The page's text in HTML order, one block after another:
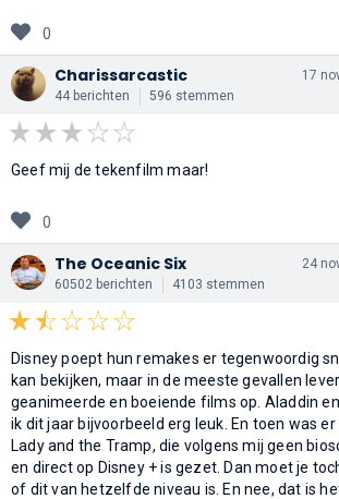
0
Charissarcastic
44 berichten 596 stemmen
17
Geef mij de tekenfilm maar!
0
The Oceanic Six
60502 berichten 4103 stemmen
24
Disney poept hun remakes er tegenwoordig
kan bekijken, maar in de meeste gevallen
geanimeerde en boeiende films op. Aladdin
ik dit jaar bijvoorbeeld erg leuk. En toen was
Lady and the Tramp, die volgens mij geen
en direct op Disney + is gezet. Dan moet je
of dit van hetzelfde niveau is. En nee, dat is